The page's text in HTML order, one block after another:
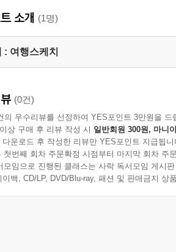
소개 (1명)
: 여행스케치
(0건)
의 우수리뷰를 선정하여 YES포인트 3만원을 드
상 구매 후 리뷰 작성 시 일반회원 300원, 마니
다운로드 후 작성한 리뷰만 YES포인트 지급됩니
첫번째 회차 주문확정 시점부터 마지막 회차 주
모임으로 진행된 클래스는 사락 독서모임 게시
이백, CD/LP, DVD/Blu-ray, 패션 및 판매금지 상